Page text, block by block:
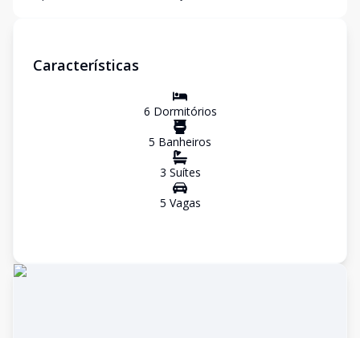
Características
6 Dormitórios
5 Banheiros
3 Suítes
5 Vagas